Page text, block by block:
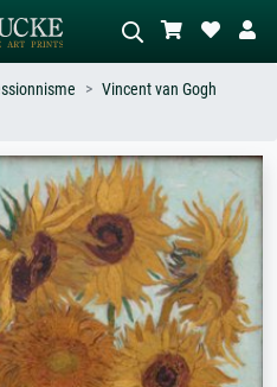
Décrivez la scène – ex. prairie verte,
abstrait avec beaucoup de rouge,
tableau sombre, nu debout près d'un
arbre.
Vincent van Gogh